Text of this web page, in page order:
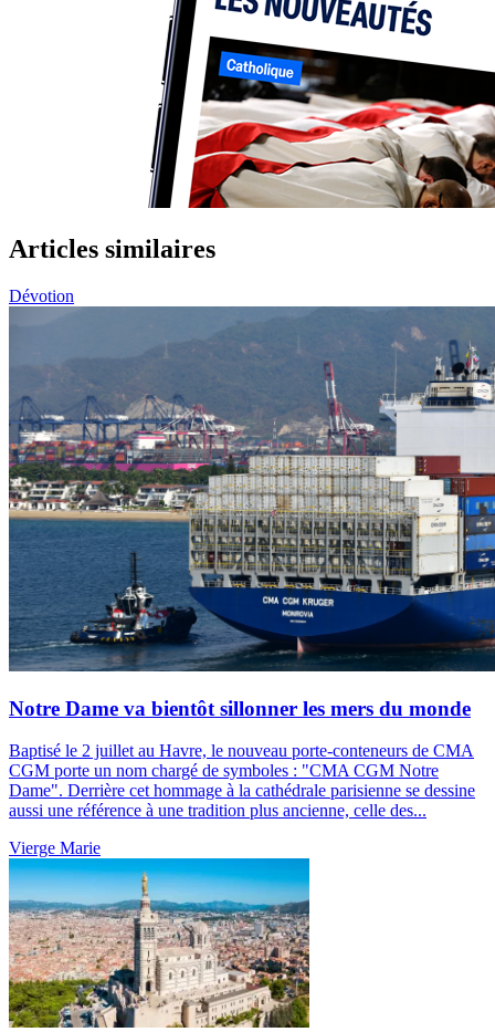
Articles similaires
Dévotion
Notre Dame va bientôt sillonner les mers du monde
Baptisé le 2 juillet au Havre, le nouveau porte-conteneurs de CMA
CGM porte un nom chargé de symboles : "CMA CGM Notre
Dame". Derrière cet hommage à la cathédrale parisienne se dessine
aussi une référence à une tradition plus ancienne, celle des...
Vierge Marie